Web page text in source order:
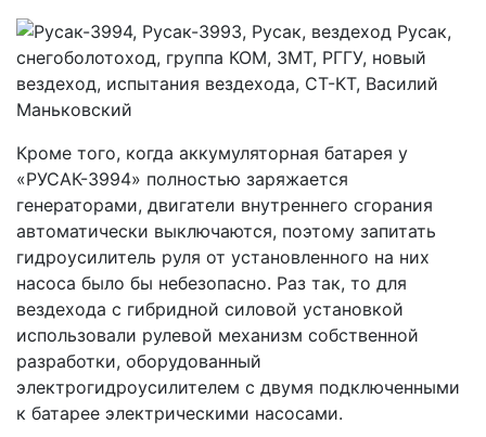
Кроме того, когда аккумуляторная батарея у
«РУСАК-3994» полностью заряжается
генераторами, двигатели внутреннего сгорания
автоматически выключаются, поэтому запитать
гидроусилитель руля от установленного на них
насоса было бы небезопасно. Раз так, то для
вездехода с гибридной силовой установкой
использовали рулевой механизм собственной
разработки, оборудованный
электрогидроусилителем с двумя подключенными
к батарее электрическими насосами.